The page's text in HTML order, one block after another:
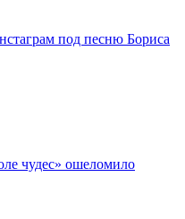
под песню Бориса
чудес» ошеломило